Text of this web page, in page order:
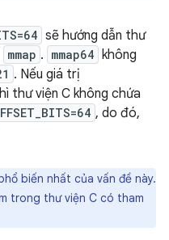
sẽ hướng dẫn thư
mmap . mmap64 không
. Nếu giá trị
thư viện C không chứa
, do đó,
biến nhất của vấn đề này.
trong thư viện C có tham